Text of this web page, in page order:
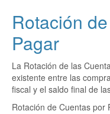
Rotación
Pagar
La Rotación de las
existente entre las
fiscal y el saldo final de
Rotación de Cuentas por